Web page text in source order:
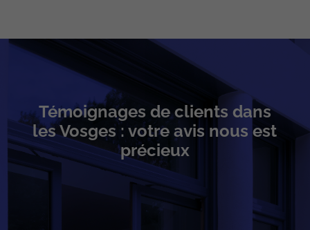
Témoignages de clients dans
les Vosges : votre avis nous est
précieux